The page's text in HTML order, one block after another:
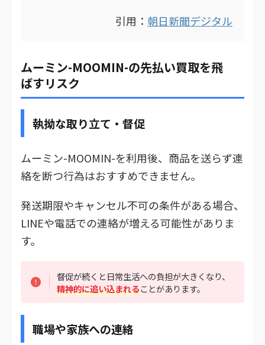
引用： 朝日新聞デジタル
ムーミン-MOOMIN-の先払い買取を飛
ばすリスク
執拗な取り立て・督促
ムーミン-MOOMIN-を利用後、商品を送らず連
絡を断つ行為はおすすめできません。
発送期限やキャンセル不可の条件がある場合、
LINEや電話での連絡が増える可能性がありま
す。
督促が続くと日常生活への負担が大きくなり、
精神的に追い込まれることがあります。
職場や家族への連絡